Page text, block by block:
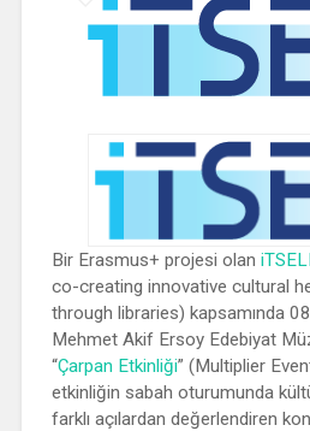
Bir Erasmus+ projesi olan
co-creating innovative cultural
through libraries) kapsamında
Mehmet Akif Ersoy Edebiyat
“Çarpan Etkinliği” (Multiplier
etkinliğin sabah oturumunda
farklı açılardan değerlendiren